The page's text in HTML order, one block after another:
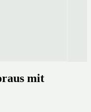
mit